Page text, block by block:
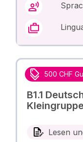
500 CHF
B1.1
Kleingruppe
Lesen